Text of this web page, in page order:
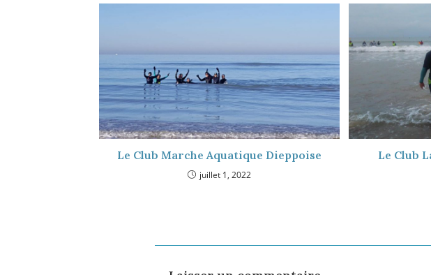
Le Club Marche Aquatique Dieppoise
juillet 1, 2022
Le Club